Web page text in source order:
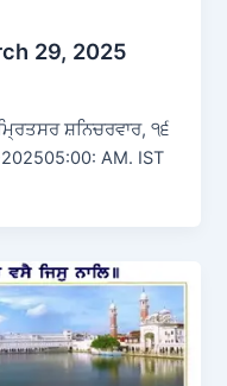
29, 2025
ਸ਼ਨਿਚਰਵਾਰ, ੧੬
AM. IST